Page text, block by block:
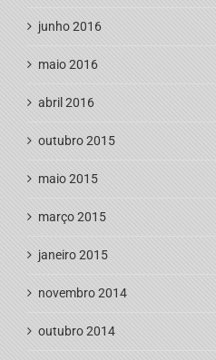
junho 2016
maio 2016
abril 2016
outubro 2015
maio 2015
março 2015
janeiro 2015
novembro 2014
outubro 2014